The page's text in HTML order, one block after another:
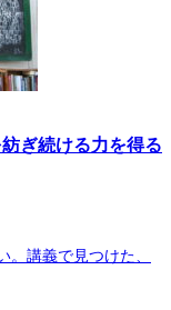
ぎ続ける力を得る